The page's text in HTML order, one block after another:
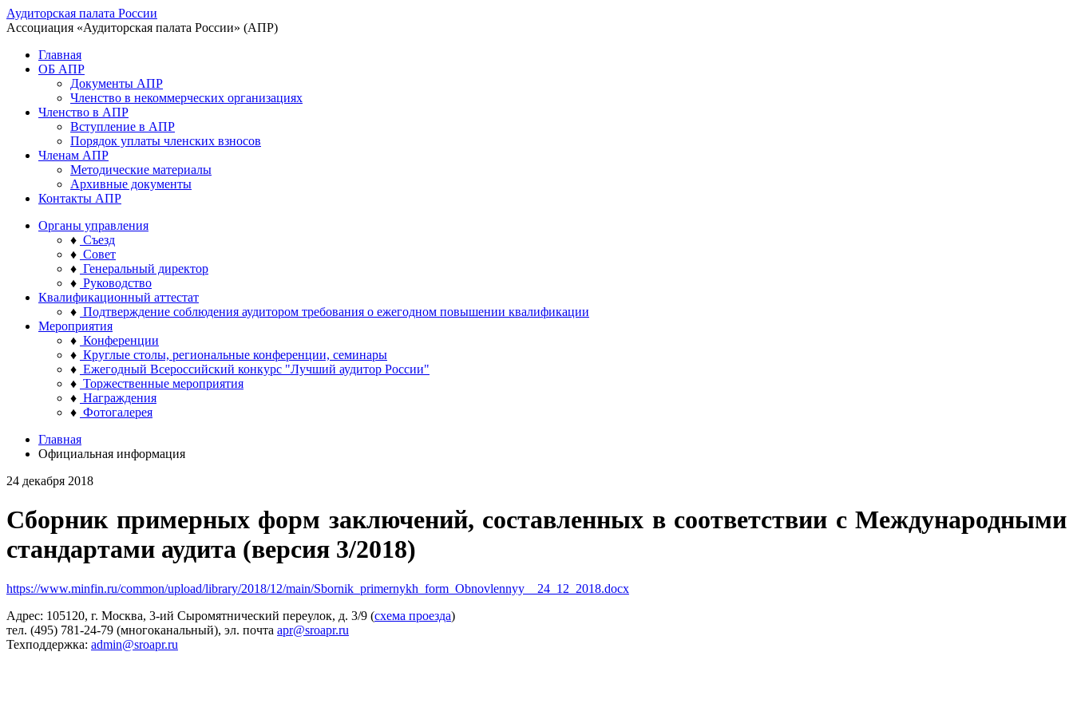
Аудиторская палата России
Ассоциация «Аудиторская палата России» (АПР)
Главная
ОБ АПР
Документы АПР
Членство в некоммерческих организациях
Членство в АПР
Вступление в АПР
Порядок уплаты членских взносов
Членам АПР
Методические материалы
Архивные документы
Контакты АПР
Органы управления
♦ Съезд
♦ Совет
♦ Генеральный директор
♦ Руководство
Квалификационный аттестат
♦ Подтверждение соблюдения аудитором требования о ежегодном повышении квалификации
Мероприятия
♦ Конференции
♦ Круглые столы, региональные конференции, семинары
♦ Ежегодный Всероссийский конкурс "Лучший аудитор России"
♦ Торжественные мероприятия
♦ Награждения
♦ Фотогалерея
Главная
Официальная информация
24 декабря 2018
Сборник примерных форм заключений, составленных в соответствии с Международными
стандартами аудита (версия 3/2018)
https://www.minfin.ru/common/upload/library/2018/12/main/Sbornik_primernykh_form_Obnovlennyy__24_12_2018.docx
Адрес: 105120, г. Москва, 3-ий Сыромятнический переулок, д. 3/9 (схема проезда)
тел. (495) 781-24-79 (многоканальный), эл. почта apr@sroapr.ru
Техподдержка: admin@sroapr.ru